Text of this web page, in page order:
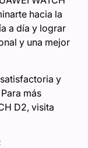
hacia la
a día y lograr
y una mejor
y
más
D2, visita